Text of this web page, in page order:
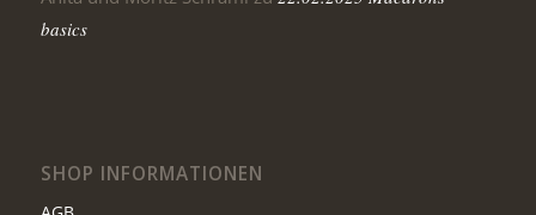
basics
SHOP INFORMATIONEN